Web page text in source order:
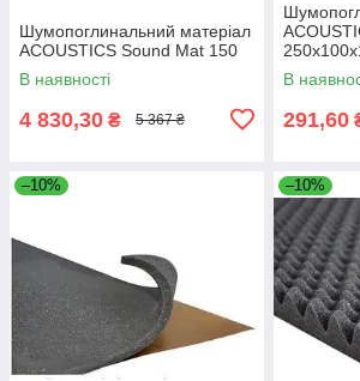
Шумопоглинальний матеріал
ACOUSTICS Sound Mat 150
В наявності
4 830,30 ₴ 5 367 ₴
В
291,60
–10% –10%